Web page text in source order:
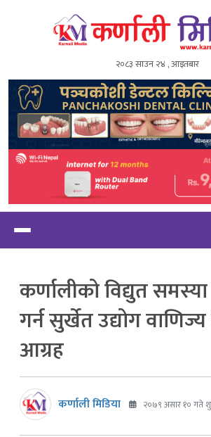
२०८३ साउन २४ , आइतबार
कर्णालीको विद्युत
गर्न सुर्खेत उद्योग
आग्रह
कर्णाली मिडिया २०७९ असार १० गते